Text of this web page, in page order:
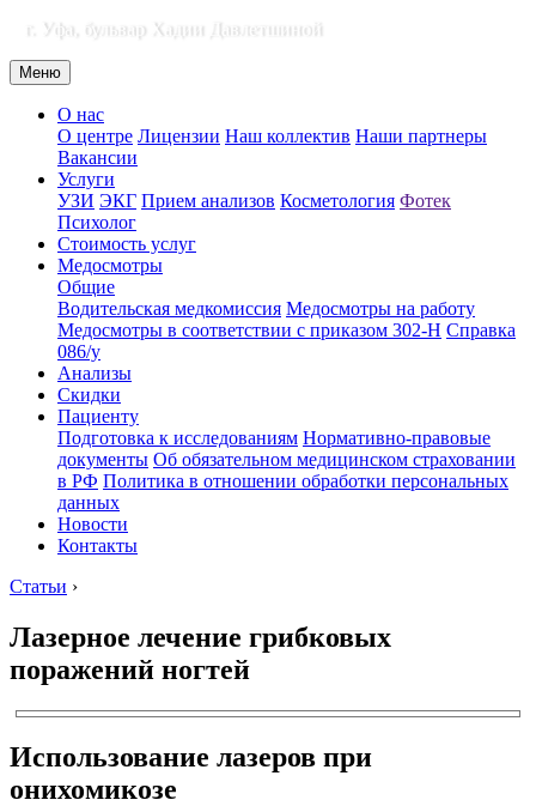
г. Уфа, бульвар Хадии Давлетшиной
Меню
О нас
О центре Лицензии Наш коллектив Наши партнеры
Вакансии
Услуги
УЗИ ЭКГ Прием анализов Косметология Фотек
Психолог
Стоимость услуг
Медосмотры
Общие
Водительская медкомиссия Медосмотры на работу
Медосмотры в соответствии с приказом 302-Н Справка
086/у
Анализы
Скидки
Пациенту
Подготовка к исследованиям Нормативно-правовые
документы Об обязательном медицинском страховании
в РФ Политика в отношении обработки персональных
данных
Новости
Контакты
Статьи ›
Лазерное лечение грибковых
поражений ногтей
Использование лазеров при
онихомикозе